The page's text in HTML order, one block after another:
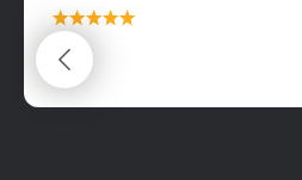
maximální spokojenost
22.06.2025